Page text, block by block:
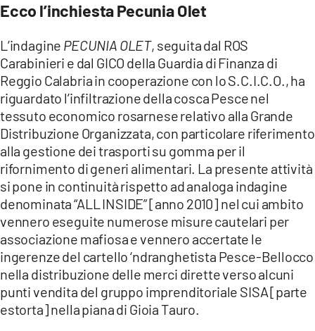
Ecco l’inchiesta Pecunia Olet
L’indagine PECUNIA OLET, seguita dal ROS
Carabinieri e dal GICO della Guardia di Finanza di
Reggio Calabria in cooperazione con lo S.C.I.C.O., ha
riguardato l’infiltrazione della cosca Pesce nel
tessuto economico rosarnese relativo alla Grande
Distribuzione Organizzata, con particolare riferimento
alla gestione dei trasporti su gomma per il
rifornimento di generi alimentari. La presente attività
si pone in continuità rispetto ad analoga indagine
denominata “ALL INSIDE” [anno 2010] nel cui ambito
vennero eseguite numerose misure cautelari per
associazione mafiosa e vennero accertate le
ingerenze del cartello ‘ndranghetista Pesce-Bellocco
nella distribuzione delle merci dirette verso alcuni
punti vendita del gruppo imprenditoriale SISA [parte
estorta] nella piana di Gioia Tauro.